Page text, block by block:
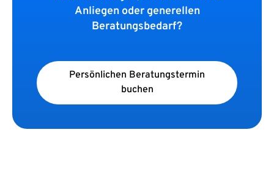
Anliegen oder generellen
Beratungsbedarf?
Persönlichen Beratungstermin
buchen